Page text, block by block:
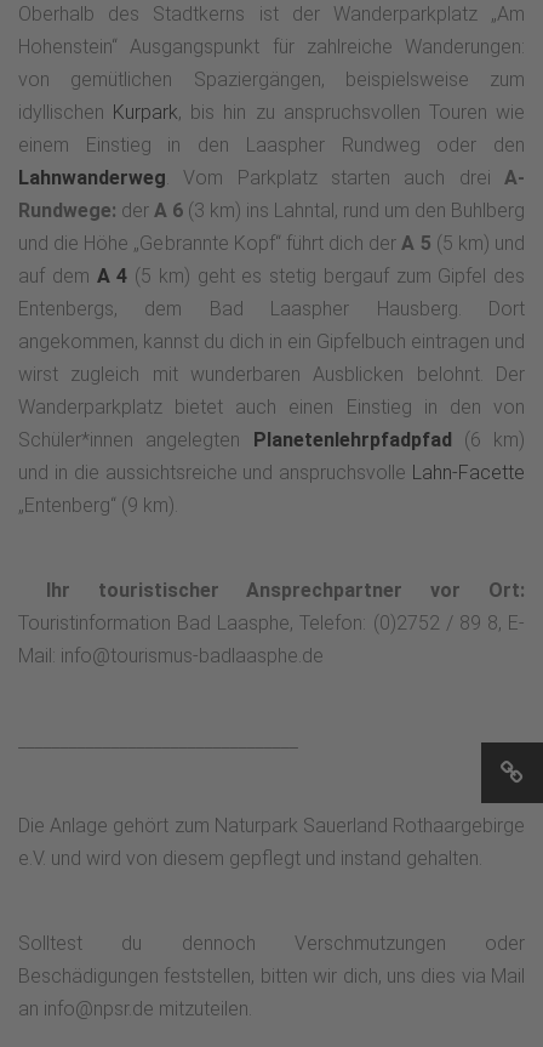
Oberhalb des Stadtkerns ist der Wanderparkplatz „Am
Hohenstein“ Ausgangspunkt für zahlreiche Wanderungen:
von gemütlichen Spaziergängen, beispielsweise zum
idyllischen Kurpark, bis hin zu anspruchsvollen Touren wie
einem Einstieg in den Laaspher Rundweg oder den
Lahnwanderweg . Vom Parkplatz starten auch drei A-
Rundwege: der A 6 (3 km) ins Lahntal, rund um den Buhlberg
und die Höhe „Gebrannte Kopf“ führt dich der A 5 (5 km) und
auf dem A 4 (5 km) geht es stetig bergauf zum Gipfel des
Entenbergs, dem Bad Laaspher Hausberg. Dort
angekommen, kannst du dich in ein Gipfelbuch eintragen und
wirst zugleich mit wunderbaren Ausblicken belohnt. Der
Wanderparkplatz bietet auch einen Einstieg in den von
Schüler*innen angelegten Planetenlehrpfadpfad (6 km)
und in die aussichtsreiche und anspruchsvolle Lahn-Facette
„Entenberg“ (9 km).
Ihr touristischer Ansprechpartner vor Ort:
Touristinformation Bad Laasphe, Telefon: (0)2752 / 89 8, E-
Mail: info@tourismus-badlaasphe.de
Die Anlage gehört zum Naturpark Sauerland Rothaargebirge
e.V. und wird von diesem gepflegt und instand gehalten.
Solltest du dennoch Verschmutzungen oder
Beschädigungen feststellen, bitten wir dich, uns dies via Mail
an info@npsr.de mitzuteilen.